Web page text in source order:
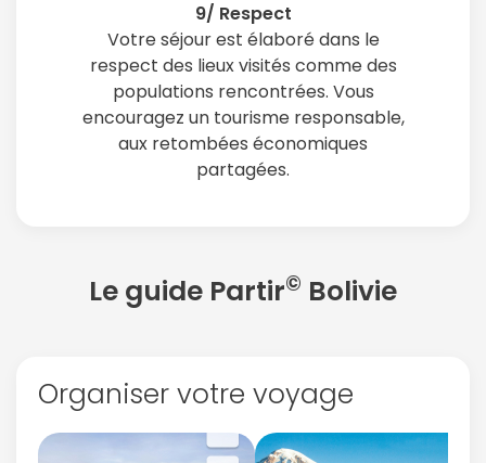
9/ Respect
Votre séjour est élaboré dans le
respect des lieux visités comme des
populations rencontrées. Vous
encouragez un tourisme responsable,
aux retombées économiques
partagées.
Le guide Partir© Bolivie
Organiser votre voyage